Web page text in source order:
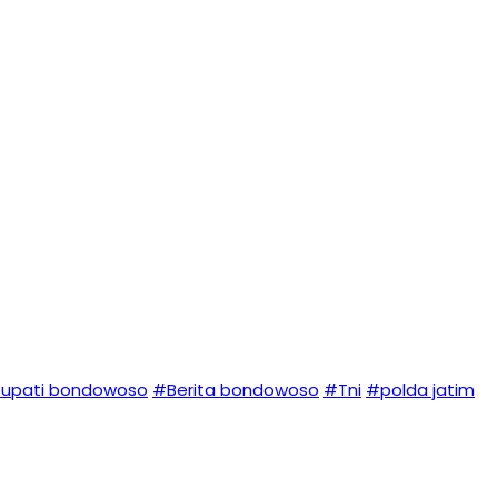
bondowoso #Berita bondowoso #Tni #polda jatim